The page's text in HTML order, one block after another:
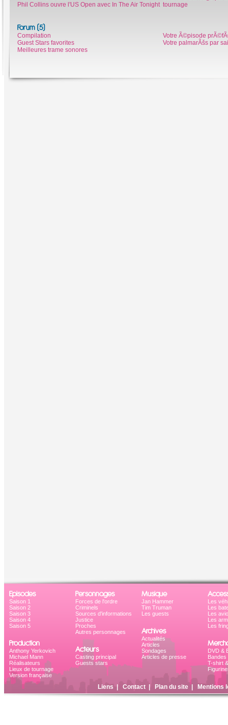
Phil Collins ouvre l'US Open avec In The Air Tonight tournage
Forum (5)
Compilation
Guest Stars favorites
Meilleures trame sonores
Votre Ã©pisode
Votre palmarÃšs par
Episodes
Saison 1
Saison 2
Saison 3
Saison 4
Saison 5
Production
Anthony Yerkovich
Michael Mann
Réalisateurs
Lieux de tournage
Version française
Personnages
Forces de l'ordre
Criminels
Sources d'informations
Justice
Proches
Autres personnages
Acteurs
Casting principal
Guests stars
Musique
Jan Hammer
Tim Truman
Les guests
Archives
Actualités
Articles
Sondages
Articles de presse
Les
Les
Les
Les
Les
DVD &
Bandes
T-shirt
Liens Contact| Plan du site| Mentions